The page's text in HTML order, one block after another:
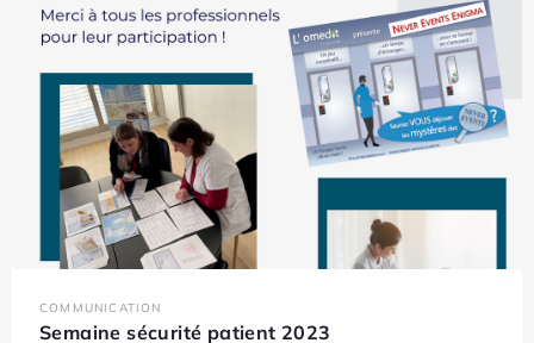
COMMUNICATION
Semaine sécurité patient 2023